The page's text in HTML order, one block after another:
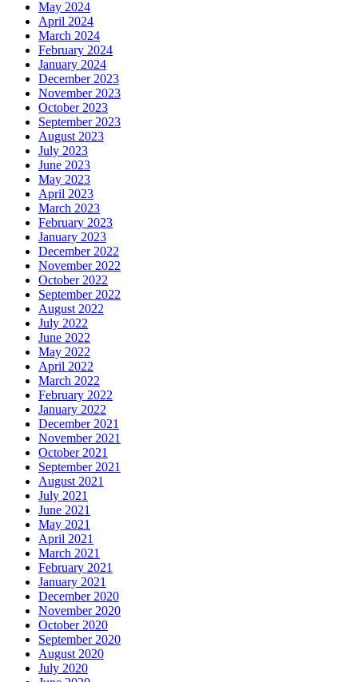
May 2024
April 2024
March 2024
February 2024
January 2024
December 2023
November 2023
October 2023
September 2023
August 2023
July 2023
June 2023
May 2023
April 2023
March 2023
February 2023
January 2023
December 2022
November 2022
October 2022
September 2022
August 2022
July 2022
June 2022
May 2022
April 2022
March 2022
February 2022
January 2022
December 2021
November 2021
October 2021
September 2021
August 2021
July 2021
June 2021
May 2021
April 2021
March 2021
February 2021
January 2021
December 2020
November 2020
October 2020
September 2020
August 2020
July 2020